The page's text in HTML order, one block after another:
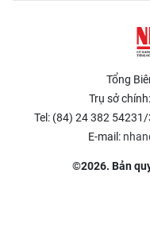
Tổng
Trụ sở
Tel: (84) 24 382
E-mail:
©2026. Bản